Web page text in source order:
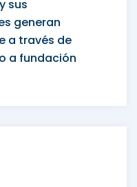
sus
generan
a través de
a fundación